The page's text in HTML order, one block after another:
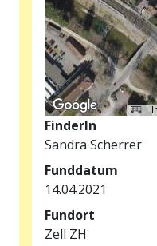
FinderIn
Sandra Scherrer
Funddatum
14.04.2021
Fundort
Zell ZH